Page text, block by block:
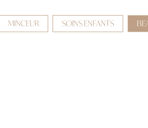
MINCEUR SOINS ENFANTS